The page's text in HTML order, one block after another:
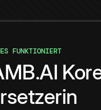
FUNKTIONIERT